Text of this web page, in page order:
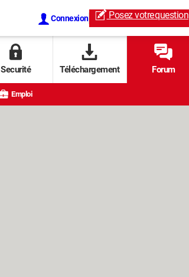
Connexion Posez votrequestion
Securité Téléchargement Forum
Emploi